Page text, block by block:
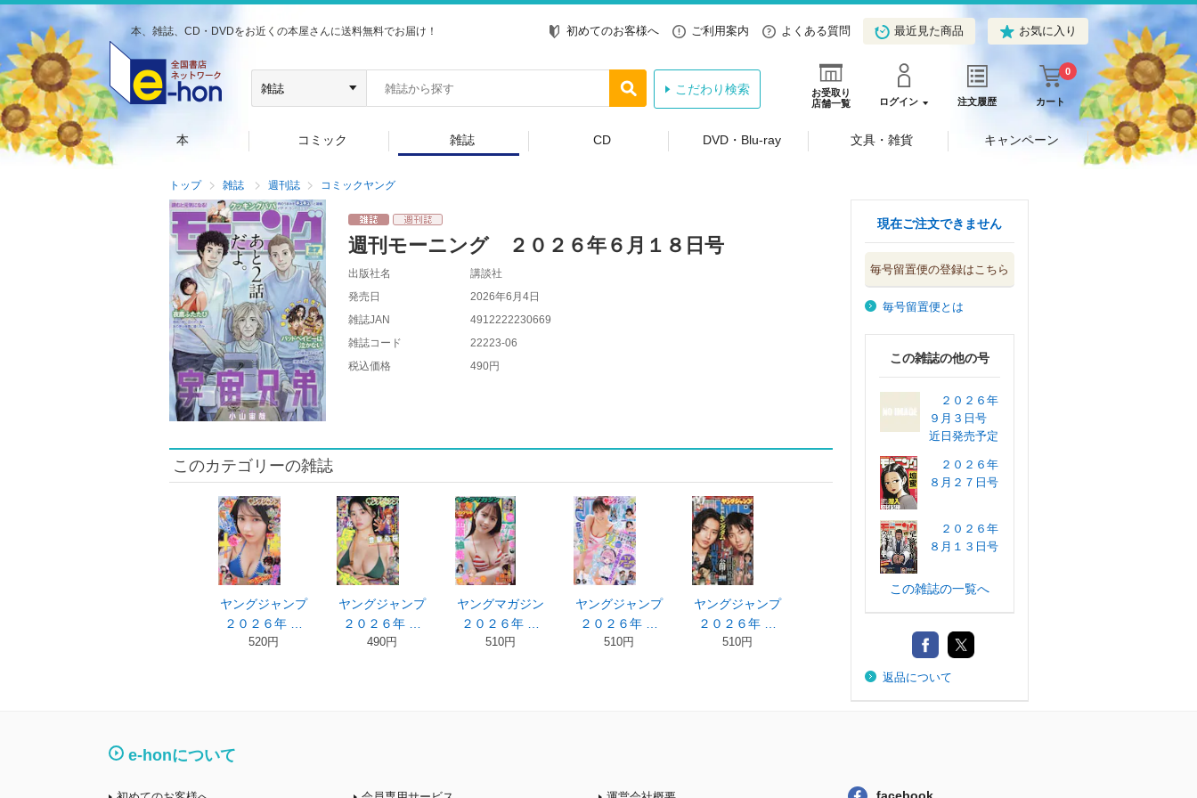
本、雑誌、CD・DVDをお近くの本屋さんに送料無料でお届け！ 初めてのお客様へ ご利用案内 よくある質問 最近見た商品 お気に入り
お受取り
店舗一覧
ログイン 注文履歴 カート
0
こだわり検索
本 コミック 雑誌 CD DVD・Blu-ray 文具・雑貨 キャンペーン
トップ 雑誌 週刊誌 コミックヤング
週刊モーニング ２０２６年６月１８日号
出版社名
講談社
発売日
2026年6月4日
雑誌JAN
4912222230669
雑誌コード
22223-06
税込価格
490円
このカテゴリーの雑誌
ヤングジャンプ
２０２６年 …
520円
ヤングジャンプ
２０２６年 …
490円
ヤングマガジン
２０２６年 …
510円
ヤングジャンプ
２０２６年 …
510円
ヤングジャンプ
２０２６年 …
510円
現在ご注文できません
毎号留置便の登録はこちら
毎号留置便とは
この雑誌の他の号
２０２６年
９月３日号
近日発売予定
２０２６年
８月２７日号
２０２６年
８月１３日号
この雑誌の一覧へ
返品について
e-honについて